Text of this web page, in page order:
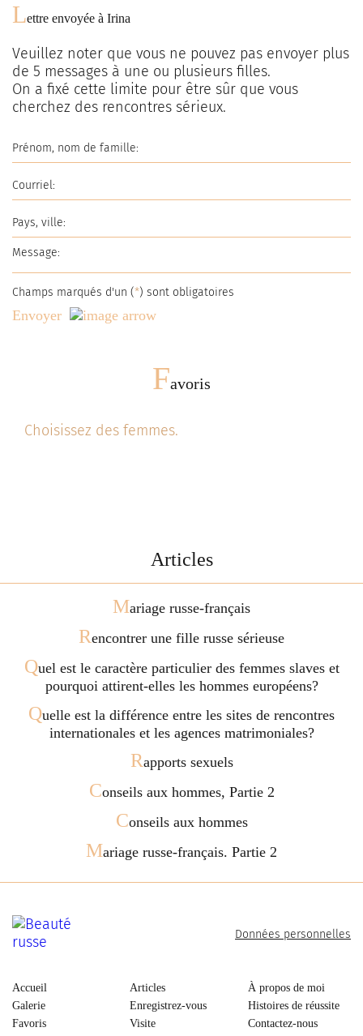
Lettre envoyée à Irina
Veuillez noter que vous ne pouvez pas envoyer plus
de 5 messages à une ou plusieurs filles.
On a fixé cette limite pour être sûr que vous
cherchez des rencontres sérieux.
Champs marqués d'un (*) sont obligatoires
Envoyer
Favoris
Choisissez des femmes.
Articles
Mariage russe-français
Rencontrer une fille russe sérieuse
Quel est le caractère particulier des femmes slaves et
pourquoi attirent-elles les hommes européens?
Quelle est la différence entre les sites de rencontres
internationales et les agences matrimoniales?
Rapports sexuels
Conseils aux hommes, Partie 2
Conseils aux hommes
Mariage russe-français. Partie 2
Accueil
Galerie
Favoris
Articles
Enregistrez-vous
Visite
À propos de moi
Histoires de réussite
Contactez-nous
Données personnelles